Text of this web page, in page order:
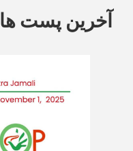
آخرین پست ها